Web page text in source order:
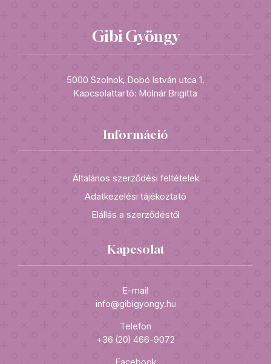
Gibi Gyöngy
5000 Szolnok, Dobó István utca 1.
Kapcsolattartó: Molnár Brigitta
Információ
Általános szerződési feltételek
Adatkezelési tájékoztató
Elállás a szerződéstől
Kapcsolat
E-mail
info@gibigyongy.hu
Telefon
+36 (20) 466-9072